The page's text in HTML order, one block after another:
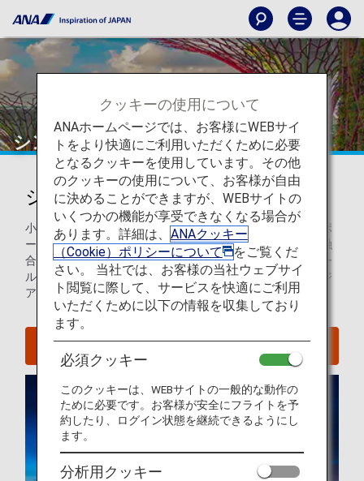
シンガポール
シンガポールを知ろう
小さな都市国家でありながら、世界有数の港を持つシンガポ
ールは、固有の文化と世界中の文化とがモザイクのように融
合している街です。賑わいのある飲食店やショッピングモー
ル、活気あるナイトライフを楽しむことができる、東南アジ
ア周遊の出発地や中継拠点として最適な旅行先です。
シンガポールへのフライトを探す
クッキーの使用について
ANAホームページでは、お客様にWEBサイ
トをより快適にご利用いただくために必要
となるクッキーを使用しています。その他
のクッキーの使用について、お客様が自由
に決めることができますが、WEBサイトの
いくつかの機能が享受できなくなる場合が
あります。詳細は、 ANAクッキー
（Cookie）ポリシーについて
をご覧くだ
さい。 当社では、お客様の当社ウェブサイ
ト閲覧に際して、サービスを快適にご利用
いただくために以下の情報を収集しており
ます。
必須クッキー
このクッキーは、WEBサイトの一般的な動作の
ために必要です。お客様が安全にフライトを予
約したり、ログイン状態を継続できるようにし
ます。
分析用クッキー